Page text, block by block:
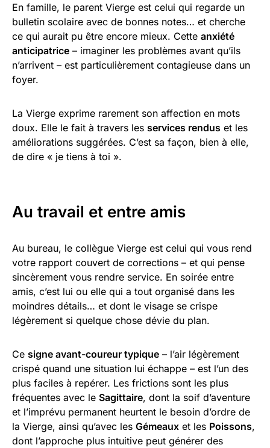
En famille, le parent Vierge est celui qui regarde un
bulletin scolaire avec de bonnes notes… et cherche
ce qui aurait pu être encore mieux. Cette anxiété
anticipatrice – imaginer les problèmes avant qu’ils
n’arrivent – est particulièrement contagieuse dans un
foyer.
La Vierge exprime rarement son affection en mots
doux. Elle le fait à travers les services rendus et les
améliorations suggérées. C’est sa façon, bien à elle,
de dire « je tiens à toi ».
Au travail et entre amis
Au bureau, le collègue Vierge est celui qui vous rend
votre rapport couvert de corrections – et qui pense
sincèrement vous rendre service. En soirée entre
amis, c’est lui ou elle qui a tout organisé dans les
moindres détails… et dont le visage se crispe
légèrement si quelque chose dévie du plan.
Ce signe avant-coureur typique – l’air légèrement
crispé quand une situation lui échappe – est l’un des
plus faciles à repérer. Les frictions sont les plus
fréquentes avec le Sagittaire, dont la soif d’aventure
et l’imprévu permanent heurtent le besoin d’ordre de
la Vierge, ainsi qu’avec les Gémeaux et les Poissons,
dont l’approche plus intuitive peut générer des